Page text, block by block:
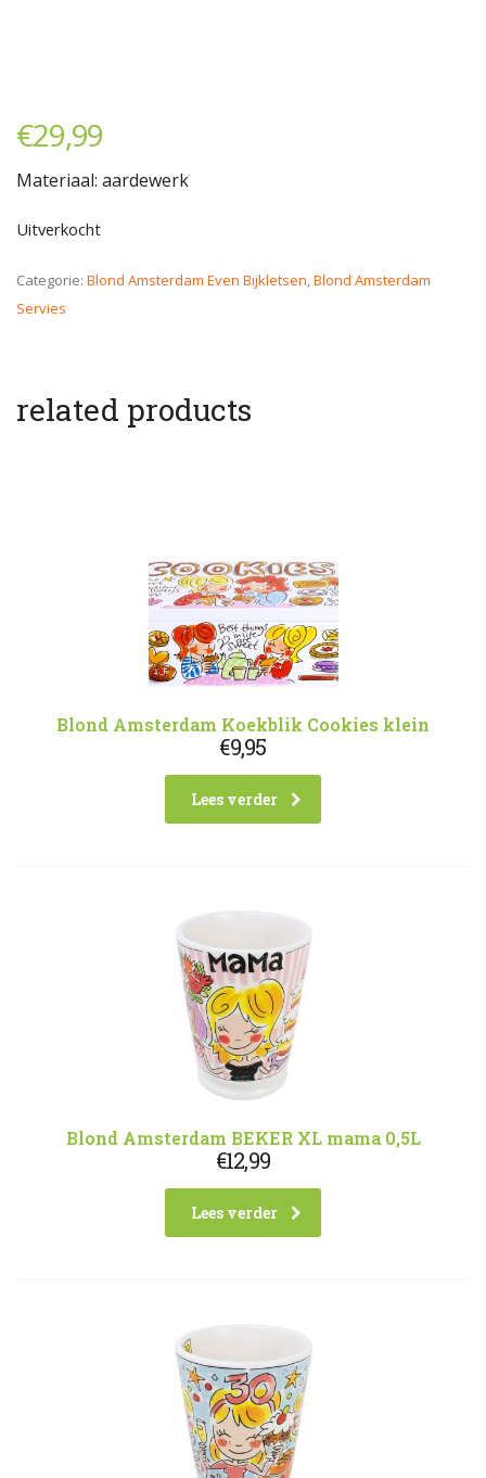
€29,99
Materiaal: aardewerk
Uitverkocht
Categorie: Blond Amsterdam Even Bijkletsen,Blond Amsterdam
Servies
related products
Blond Amsterdam Koekblik Cookies klein
€9,95
Lees verder
Blond Amsterdam BEKER XL mama 0,5L
€12,99
Lees verder